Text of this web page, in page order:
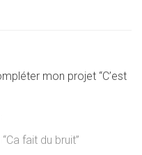
mon projet “C’est
fait du bruit”